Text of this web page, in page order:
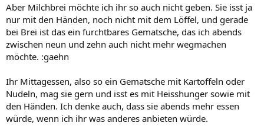
Aber Milchbrei möchte ich ihr so auch nicht geben. Sie isst ja
nur mit den Händen, noch nicht mit dem Löffel, und gerade
bei Brei ist das ein furchtbares Gematsche, das ich abends
zwischen neun und zehn auch nicht mehr wegmachen
möchte. :gaehn
Ihr Mittagessen, also so ein Gematsche mit Kartoffeln oder
Nudeln, mag sie gern und isst es mit Heisshunger sowie mit
den Händen. Ich denke auch, dass sie abends mehr essen
würde, wenn ich ihr was anderes anbieten würde.